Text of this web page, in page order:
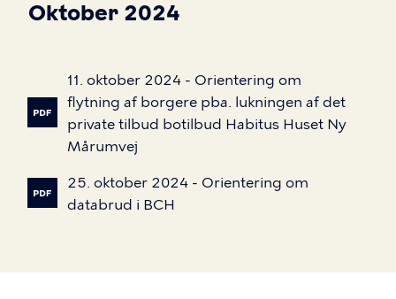
Oktober 2024
11. oktober 2024 - Orientering om
flytning af borgere pba. lukningen af det
private tilbud botilbud Habitus Huset Ny
Mårumvej
25. oktober 2024 - Orientering om
databrud i BCH